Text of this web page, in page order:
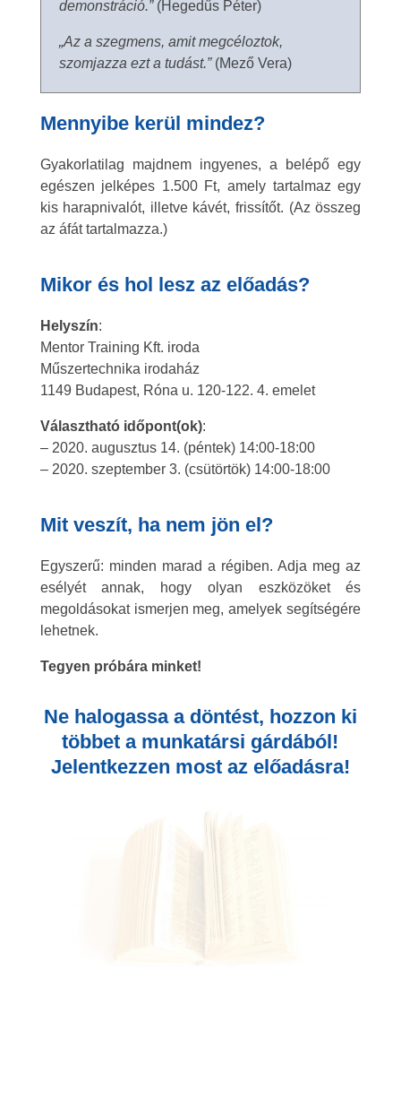
demonstráció.”(Hegedűs Péter)
„Az a szegmens, amit megcéloztok,
szomjazza ezt a tudást.” (Mező Vera)
Mennyibe kerül mindez?
Gyakorlatilag majdnem ingyenes, a belépő egy
egészen jelképes 1.500 Ft, amely tartalmaz egy
kis harapnivalót, illetve kávét, frissítőt. (Az összeg
az áfát tartalmazza.)
Mikor és hol lesz az előadás?
Helyszín:
Mentor Training Kft. iroda
Műszertechnika irodaház
1149 Budapest, Róna u. 120-122. 4. emelet
Választható időpont(ok):
– 2020. augusztus 14. (péntek) 14:00-18:00
– 2020. szeptember 3. (csütörtök) 14:00-18:00
Mit veszít, ha nem jön el?
Egyszerű: minden marad a régiben. Adja meg az
esélyét annak, hogy olyan eszközöket és
megoldásokat ismerjen meg, amelyek segítségére
lehetnek.
Tegyen próbára minket!
Ne halogassa a döntést, hozzon ki
többet a munkatársi gárdából!
Jelentkezzen most az előadásra!